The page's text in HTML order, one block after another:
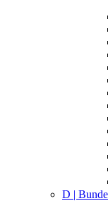
D |